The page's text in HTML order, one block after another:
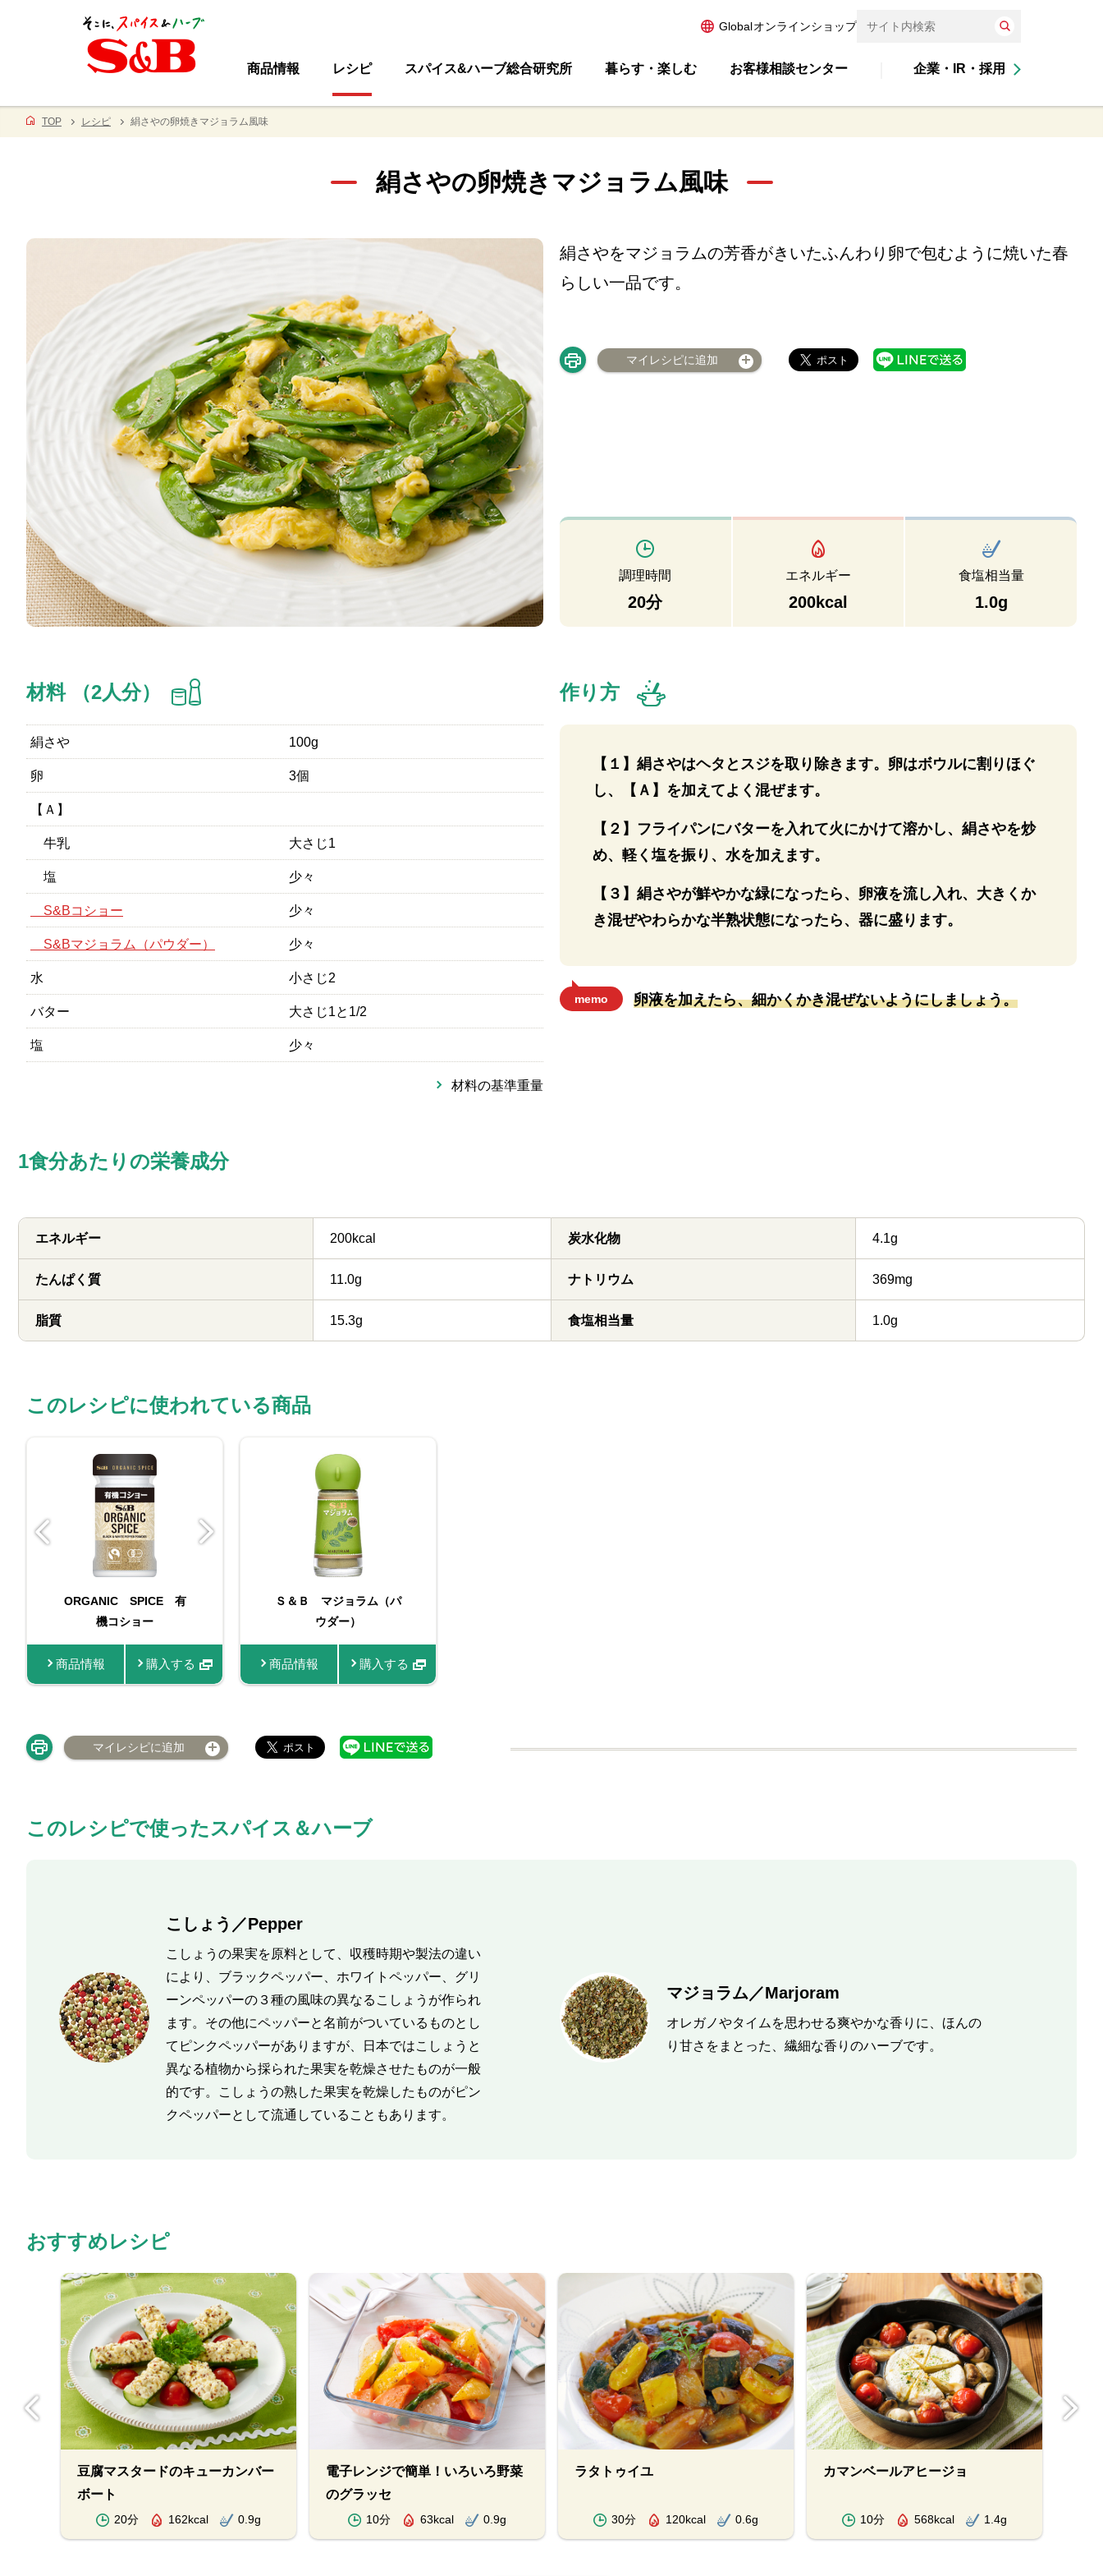
Globalオンラインショップ
商品情報 レシピ スパイス&ハーブ総合研究所 暮らす・楽しむ お客様相談センター 企業・IR・採用
TOP レシピ 絹さやの卵焼きマジョラム風味
絹さやの卵焼きマジョラム風味
絹さやをマジョラムの芳香がきいたふんわり卵で包むように焼いた春
らしい一品です。
マイレシピに追加
調理時間
20分
エネルギー
200kcal
食塩相当量
1.0g
材料 （2人分）
絹さや 100g
卵 3個
【Ａ】
牛乳 大さじ1
塩 少々
S&Bコショー 少々
S&Bマジョラム（パウダー） 少々
水 小さじ2
バター 大さじ1と1/2
塩 少々
材料の基準重量
作り方
【１】絹さやはヘタとスジを取り除きます。卵はボウルに割りほぐ
し、【Ａ】を加えてよく混ぜます。
【２】フライパンにバターを入れて火にかけて溶かし、絹さやを炒
め、軽く塩を振り、水を加えます。
【３】絹さやが鮮やかな緑になったら、卵液を流し入れ、大きくか
き混ぜやわらかな半熟状態になったら、器に盛ります。
memo 卵液を加えたら、細かくかき混ぜないようにしましょう。
1食分あたりの栄養成分
エネルギー 200kcal
たんぱく質 11.0g
脂質 15.3g
炭水化物 4.1g
ナトリウム 369mg
食塩相当量 1.0g
このレシピに使われている商品
ORGANIC SPICE 有
機コショー
商品情報 購入する
ORGANIC SPICE 袋
入り有機コショー
商品情報 購入する
Ｓ＆Ｂ マジョラム（パ
ウダー）
商品情報 購入する
マイレシピに追加
このレシピで使ったスパイス＆ハーブ
こしょう／Pepper
こしょうの果実を原料として、収穫時期や製法の違い
により、ブラックペッパー、ホワイトペッパー、グリ
ーンペッパーの３種の風味の異なるこしょうが作られ
ます。その他にペッパーと名前がついているものとし
てピンクペッパーがありますが、日本ではこしょうと
異なる植物から採られた果実を乾燥させたものが一般
的です。こしょうの熟した果実を乾燥したものがピン
クペッパーとして流通していることもあります。
マジョラム／Marjoram
オレガノやタイムを思わせる爽やかな香りに、ほんの
り甘さをまとった、繊細な香りのハーブです。
おすすめレシピ
豆腐マスタードのキューカンバー
ボート
20分 162kcal 0.9g
電子レンジで簡単！いろいろ野菜
のグラッセ
10分 63kcal 0.9g
ラタトゥイユ
30分 120kcal 0.6g
カマンベールアヒージョ
10分 568kcal 1.4g